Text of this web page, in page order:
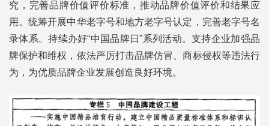
究，完善品牌价值评价标准，推动品牌价值评价和结果应
用。统筹开展中华老字号和地方老字号认定，完善老字号名
录体系。持续办好“中国品牌日”系列活动。支持企业加强品
牌保护和维权，依法严厉打击品牌仿冒、商标侵权等违法行
为，为优质品牌企业发展创造良好环境。